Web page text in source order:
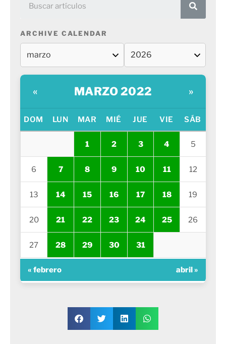
ARCHIVE CALENDAR
« MARZO 2022 »
DOM LUN MAR MIÉ JUE VIE SÁB
1 2 3 4 5
6 7 8 9 10 11 12
13 14 15 16 17 18 19
20 21 22 23 24 25 26
27 28 29 30 31
« febrero abril »